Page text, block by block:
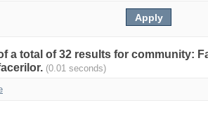
a total of 32 results for community:
(0.01 seconds)